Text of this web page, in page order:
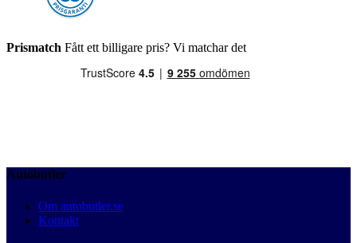
Prismatch Fått ett billigare pris? Vi matchar det
Autobutler
Om autobutler.se
Kontakt